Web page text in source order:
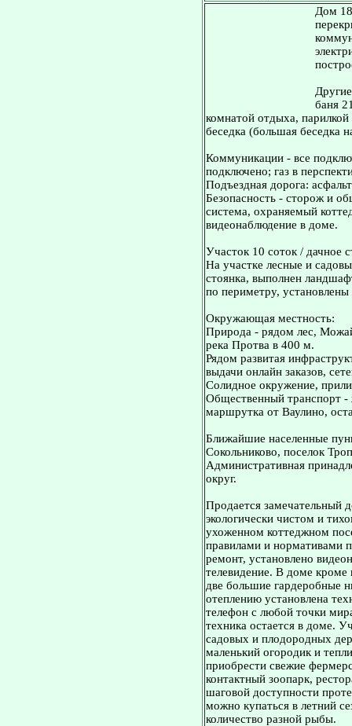
Дом
баня
комнатой отдыха,
беседка (большая беседка
Коммуникации - все
подключено; газ в
Подъездная дорога:
Безопасность - сторож и
система, охраняемый
видеонаблюдение в доме.
Участок 10 соток / дачное
На участке лесные и
стоянка, выполнен
по периметру, установлены
Окружающая местность:
Природа - рядом лес,
река Протва в 400 м.
Рядом развитая
выдачи онлайн заказов,
Солидное окружение,
Общественный транспорт
маршрутка от Ваулино,
Ближайшие населенные
Сокольниково, поселок
Административная
округ.
Продается замечательный
экологически чистом и
ухоженном коттеджном
правилами и нормативами
ремонт, установлено
телевидение. В доме кроме
две большие гардеробные
отеплению установлена
телефон с любой точки
техника остается в доме.
садовых и плодородных
маленький огородик и
приобрести свежие
контактный зоопарк,
шаговой доступности
можно купаться в летний
количество разной рыбы.